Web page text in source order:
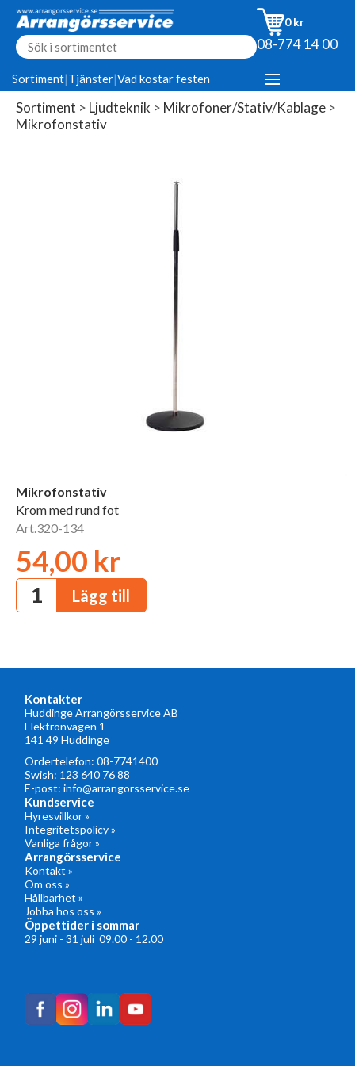
0 kr
08-774 14 00
Sortiment|Tjänster|Vad kostar festen
Sortiment > Ljudteknik > Mikrofoner/Stativ/Kablage >
Mikrofonstativ
Mikrofonstativ
Krom med rund fot
Art.320-134
54,00 kr
Kontakter
Huddinge Arrangörsservice AB
Elektronvägen 1
141 49 Huddinge
Ordertelefon: 08-7741400
Swish: 123 640 76 88
E-post: info@arrangorsservice.se
Kundservice
Hyresvillkor »
Integritetspolicy »
Vanliga frågor »
Arrangörsservice
Kontakt »
Om oss »
Hållbarhet »
Jobba hos oss »
Öppettider i sommar
29 juni - 31 juli 09.00 - 12.00